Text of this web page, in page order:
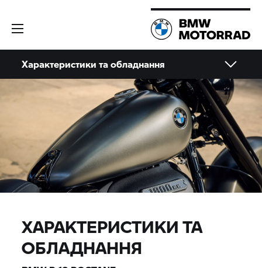
Характеристики та обладнання
ХАРАКТЕРИСТИКИ ТА
ОБЛАДНАННЯ